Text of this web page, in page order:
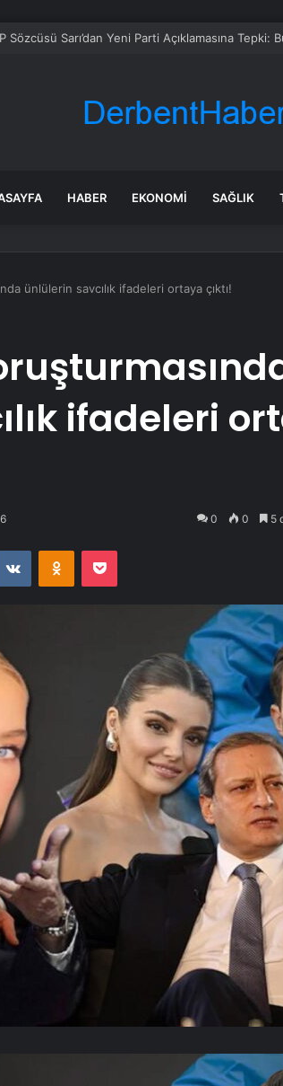
Sözcüsü Sarı’dan Yeni Parti Açıklamasına Tepki:
HABER EKONOMI SAĞLIK
ünlülerin savcılık ifadeleri ortaya çıktı!
ifadeleri
0 0 5
VKontakteOdnoklassniki
Pocket